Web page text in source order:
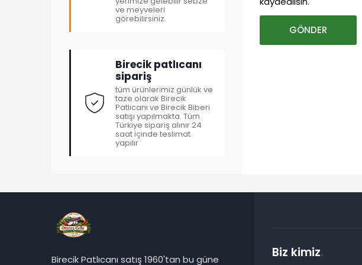
ve meyveleri
görebilirsiniz.
Birecik patlıcanı
sipariş
tüm ürünlerimiz günlük ve
taze olarak Birecik
Patlıcanı ve Birecik Biberi
satışı yapılmakta. Tüm
Türkiye sipariş alınır 24
saat içinde teslimat
yapılır
Birecik Patlıcanı satış 1960'tan bu güne
Biz kimiz.